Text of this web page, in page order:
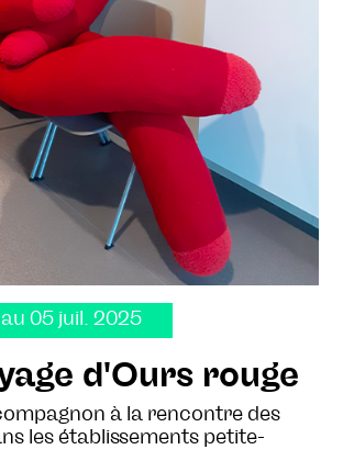
au 05 juil. 2025
d'Ours rouge
à la rencontre des
les établissements petite-